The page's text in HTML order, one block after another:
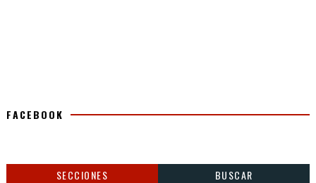
FACEBOOK
SECCIONES BUSCAR